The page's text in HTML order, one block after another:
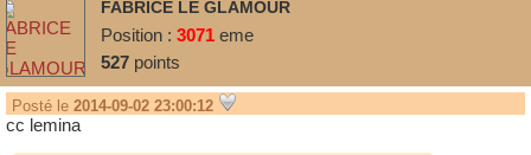
(1000% love)
FABRICE LE GLAMOUR
Position : 3071 eme
527 points
Posté le 2014-09-02 23:00:12
cc lemina